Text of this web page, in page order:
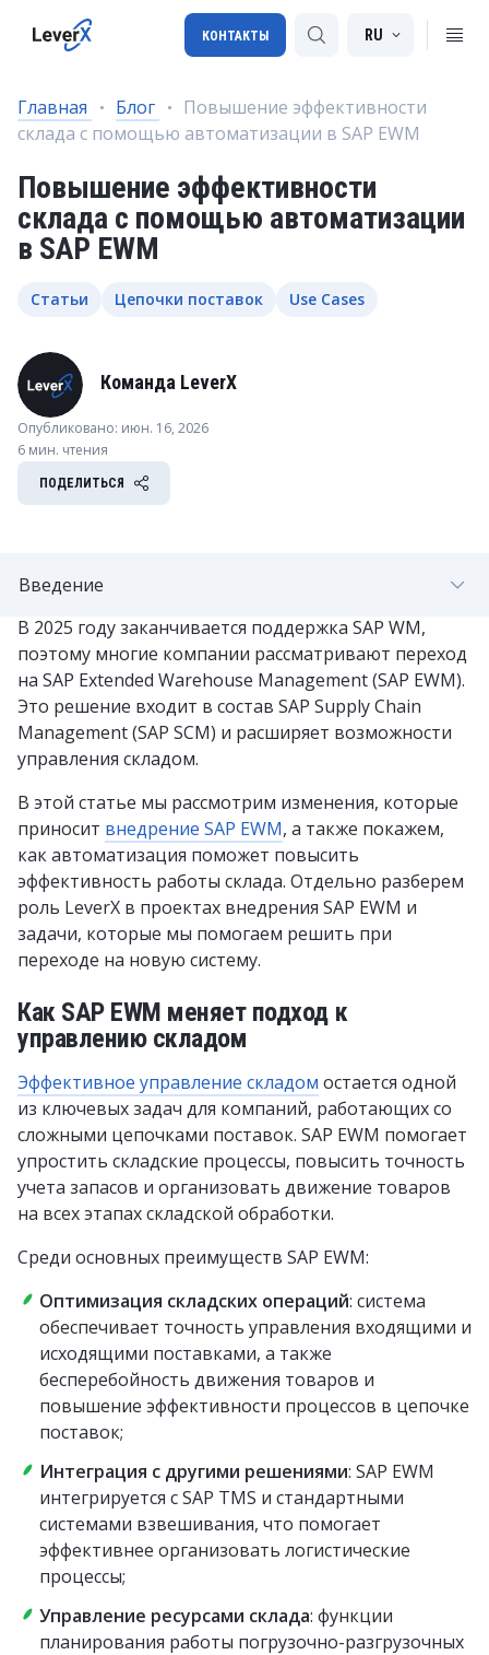
Внедрение SAP
Лицензии SAP
SAP BTP
SAP SuccessFactors
RU
КОНТАКТЫ
Главная Блог
Повышение эффективности
склада с помощью автоматизации в SAP EWM
Повышение эффективности
склада с помощью автоматизации
в SAP EWM
Статьи Цепочки поставок Use Cases
Команда LeverX
Опубликовано: июн. 16, 2026
6 мин. чтения
ПОДЕЛИТЬСЯ
В 2025 году заканчивается поддержка SAP WM,
поэтому многие компании рассматривают переход
на SAP Extended Warehouse Management (SAP EWM).
Это решение входит в состав SAP Supply Chain
Management (SAP SCM) и расширяет возможности
управления складом.
В этой статье мы рассмотрим изменения, которые
приносит внедрение SAP EWM, а также покажем,
как автоматизация поможет повысить
эффективность работы склада. Отдельно разберем
роль LeverX в проектах внедрения SAP EWM и
задачи, которые мы помогаем решить при
переходе на новую систему.
Как SAP EWM меняет подход к
управлению складом
Эффективное управление складом остается одной
из ключевых задач для компаний, работающих со
сложными цепочками поставок. SAP EWM помогает
упростить складские процессы, повысить точность
учета запасов и организовать движение товаров
на всех этапах складской обработки.
Среди основных преимуществ SAP EWM:
Оптимизация складских операций: система
обеспечивает точность управления входящими и
исходящими поставками, а также
бесперебойность движения товаров и
повышение эффективности процессов в цепочке
поставок;
Интеграция с другими решениями: SAP EWM
интегрируется с SAP TMS и стандартными
системами взвешивания, что помогает
эффективнее организовать логистические
процессы;
Управление ресурсами склада: функции
планирования работы погрузочно-разгрузочных
Введение